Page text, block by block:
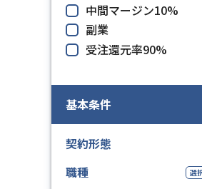
中間マージン10%
副業
受注還元率90%
基本条件
契約形態
職種
選